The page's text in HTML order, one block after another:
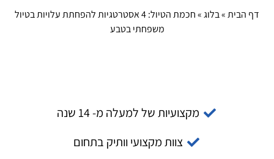
דף הבית»בלוג»
חכמת הטיול: 4 אסטרטגיות להפחתת עלויות בטיול
משפחתי בטבע
מקצועיות של למעלה מ- 14 שנה
צוות מקצועי וותיק בתחום